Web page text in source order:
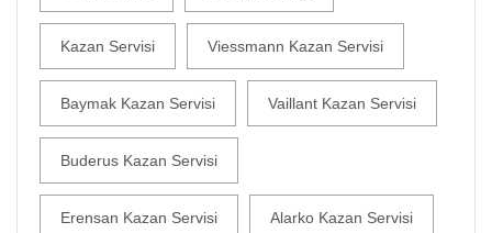
Kazan Servisi Viessmann Kazan Servisi
Baymak Kazan Servisi Vaillant Kazan Servisi
Buderus Kazan Servisi
Erensan Kazan Servisi Alarko Kazan Servisi